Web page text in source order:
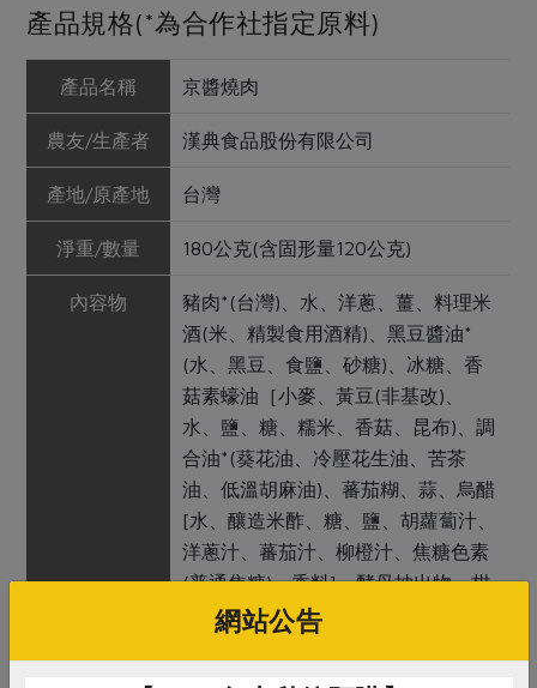
產品規格(*為合作社指定原料)
產品名稱 京醬燒肉
農友/生產者 漢典食品股份有限公司
產地/原產地 台灣
淨重/數量 180公克(含固形量120公克)
內容物
豬肉*(台灣)、水、洋蔥、薑、料理米
酒(米、精製食用酒精)、黑豆醬油*
(水、黑豆、食鹽、砂糖)、冰糖、香
菇素蠔油［小麥、黃豆(非基改)、
水、鹽、糖、糯米、香菇、昆布)、調
合油*(葵花油、冷壓花生油、苦茶
油、低溫胡麻油)、蕃茄糊、蒜、烏醋
[水、釀造米酢、糖、鹽、胡蘿蔔汁、
洋蔥汁、蕃茄汁、柳橙汁、焦糖色素
(普通焦糖)、香料]、酵母抽出物、柑
橘抽出物、玉米澱粉(非基改）、碘
網站公告